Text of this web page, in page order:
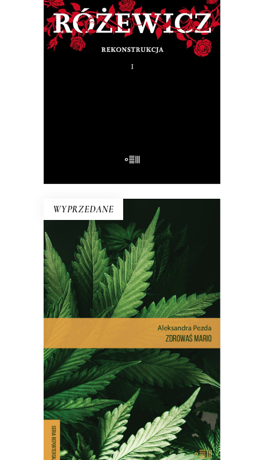
E-BOOK DO KOSZYKA
RÓŻEWICZ. REKONSTRUKCJA
(tom 1)
Na pytanie: „Kim jesteś?”, Tadeusz
Różewicz odpowiedział przed laty: „Kto
mnie uważnie czyta, ten wie”.
WYPRZEDANE
E-BOOK DO KOSZYKA
ZDROWAŚ MARIO. REPORTAŻE
O MEDYCZNEJ MARIHUANIE
Dlatego pacjenci stają się
przestępcami? Reportaż interwencyjny
na temat, który dotyczy milionów z nas
– choć na co dzień nie zdajemy sobie z
tego sprawy.